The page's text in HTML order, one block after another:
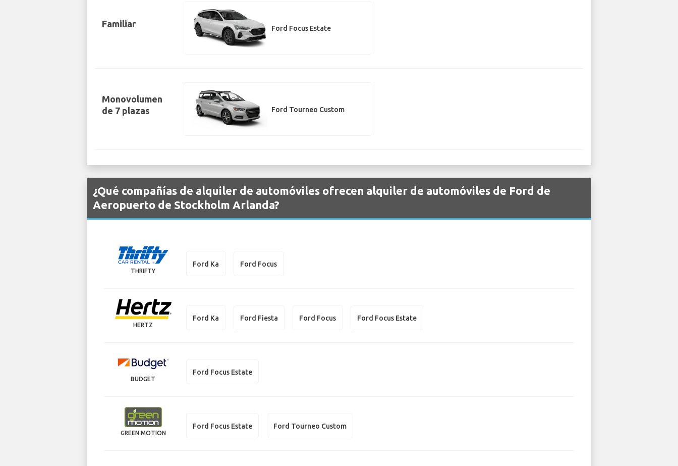
Familiar Ford Focus Estate
Monovolumen
de 7 plazas
Ford Tourneo Custom
¿Qué compañías de alquiler de automóviles ofrecen alquiler de automóviles de Ford de
Aeropuerto de Stockholm Arlanda?
THRIFTY
Ford Ka Ford Focus
HERTZ
Ford Ka Ford Fiesta Ford Focus Ford Focus Estate
BUDGET
Ford Focus Estate
GREEN MOTION
Ford Focus Estate Ford Tourneo Custom